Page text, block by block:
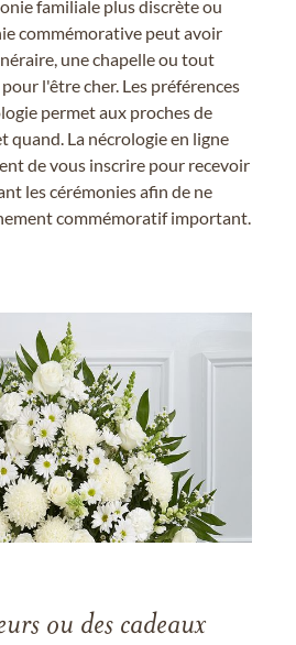
familiale plus discrète ou
commémorative peut avoir
une chapelle ou tout
l'être cher. Les préférences
permet aux proches de
quand. La nécrologie en ligne
de vous inscrire pour recevoir
les cérémonies afin de ne
commémoratif important.
ou des cadeaux